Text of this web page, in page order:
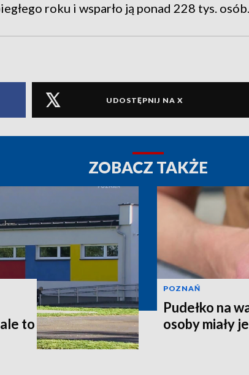
roku i wsparło ją ponad 228 tys. osób.
UDOSTĘPNIJ NA X
ZOBACZ TAKŻE
to
POZNAŃ
Pudełko na
osoby miały